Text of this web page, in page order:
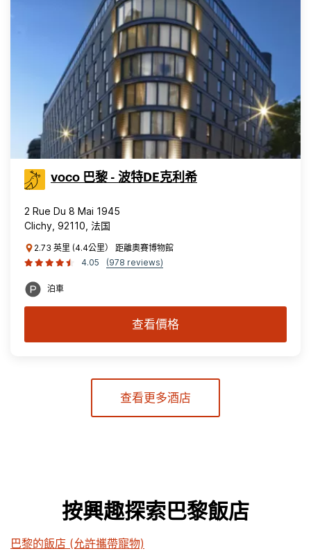
voco 巴黎 - 波特DE克利希
2 Rue Du 8 Mai 1945
Clichy, 92110, 法国
2.73 英里 (4.4公里） 距離奧賽博物館
4.05
(978 reviews)
泊車
查看價格
查看更多酒店
按興趣探索巴黎飯店
巴黎的飯店 (允許攜帶寵物)